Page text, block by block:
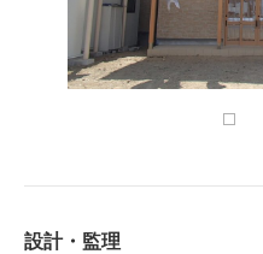
設計・監理